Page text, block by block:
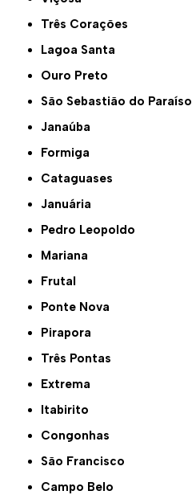
Três Corações
Lagoa Santa
Ouro Preto
São Sebastião do Paraíso
Janaúba
Formiga
Cataguases
Januária
Pedro Leopoldo
Mariana
Frutal
Ponte Nova
Pirapora
Três Pontas
Extrema
Itabirito
Congonhas
São Francisco
Campo Belo